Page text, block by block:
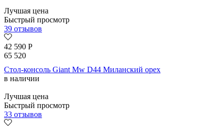
Лучшая цена
Быстрый просмотр
39 отзывов
42 590 Р
65 520
Стол-консоль Giant Mw D44 Миланский орех
в наличии
Лучшая цена
Быстрый просмотр
33 отзывов